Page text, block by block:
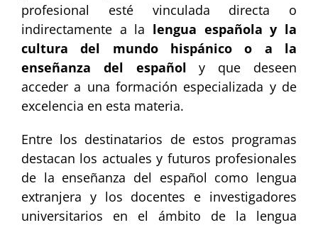
profesional esté vinculada directa o
indirectamente a la lengua española y la
cultura del mundo hispánico o a la
enseñanza del español y que deseen
acceder a una formación especializada y de
excelencia en esta materia.
Entre los destinatarios de estos programas
destacan los actuales y futuros profesionales
de la enseñanza del español como lengua
extranjera y los docentes e investigadores
universitarios en el ámbito de la lengua